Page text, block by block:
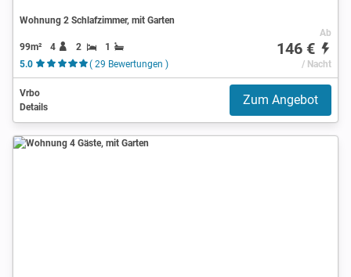
Wohnung 2 Schlafzimmer, mit Garten
99m² 4 2
1
5.0
( 29 Bewertungen )
Ab
146 €
/ Nacht
Vrbo
Details
Zum Angebot